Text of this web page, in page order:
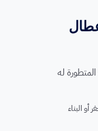
له
البناء